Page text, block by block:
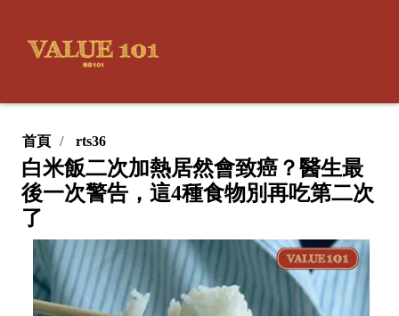
首頁 rts36
白米飯二次加熱居然會致癌？醫生最
後一次警告，這4種食物別再吃第二次
了